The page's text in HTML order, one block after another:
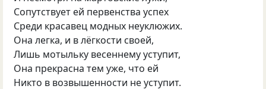
Сопутствует ей первенства успех
Среди красавец модных неуклюжих.
Она легка, и в лёгкости своей,
Лишь мотыльку весеннему уступит,
Она прекрасна тем уже, что ей
Никто в возвышенности не уступит.